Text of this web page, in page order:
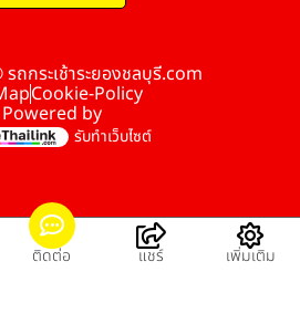
ถกระเช้าระยองชลบุรี.com
Cookie-Policy
Powered by
รับทำเว็บไซต์
ติดต่อ แชร์ เพิ่มเติม